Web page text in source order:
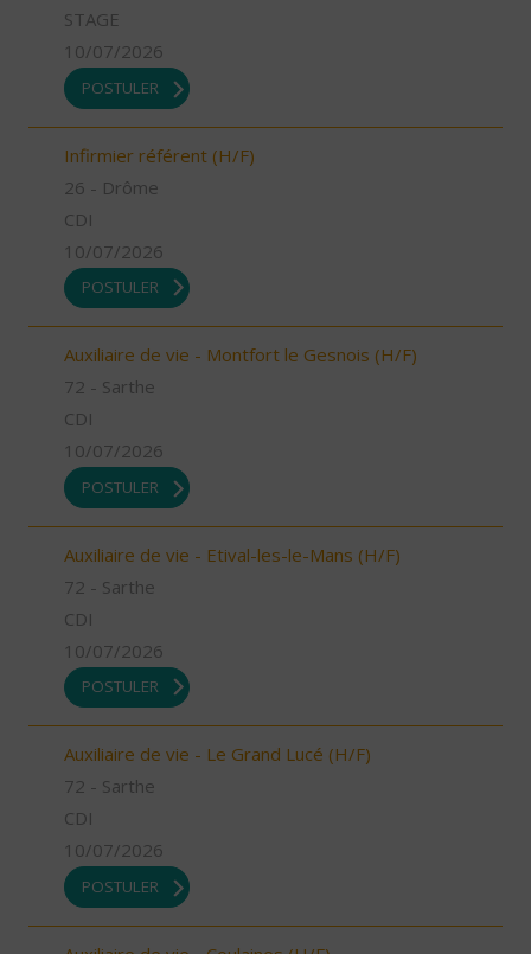
STAGE
10/07/2026
POSTULER
Infirmier référent (H/F)
26 - Drôme
CDI
10/07/2026
POSTULER
Auxiliaire de vie - Montfort le Gesnois (H/F)
72 - Sarthe
CDI
10/07/2026
POSTULER
Auxiliaire de vie - Etival-les-le-Mans (H/F)
72 - Sarthe
CDI
10/07/2026
POSTULER
Auxiliaire de vie - Le Grand Lucé (H/F)
72 - Sarthe
CDI
10/07/2026
POSTULER